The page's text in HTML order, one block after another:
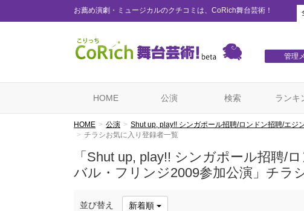
お薦め演劇・ミュージカルのクチコミは、CoRich舞台芸術！
管理
HOME 公演 検索 ランキ
HOME 公演
Shut up, play!! シンガポール招聘/ロンドン招聘/エ
チラシお気に入り登録者一覧
「Shut up, play!! シンガポール招聘/
バル・フリンジ2009参加公演」チラ
並び替え 新着順